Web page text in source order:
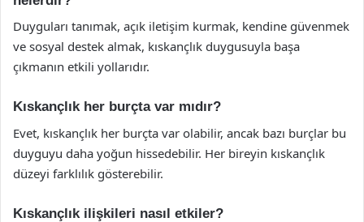
Duyguları tanımak, açık iletişim kurmak, kendine güvenmek
ve sosyal destek almak, kıskançlık duygusuyla başa
çıkmanın etkili yollarıdır.
Kıskançlık her burçta var mıdır?
Evet, kıskançlık her burçta var olabilir, ancak bazı burçlar bu
duyguyu daha yoğun hissedebilir. Her bireyin kıskançlık
düzeyi farklılık gösterebilir.
Kıskançlık ilişkileri nasıl etkiler?